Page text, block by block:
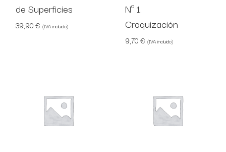
de Superficies
39,90€ (IVA incluido)
Nº 1.
Croquización
9,70€ (IVA incluido)